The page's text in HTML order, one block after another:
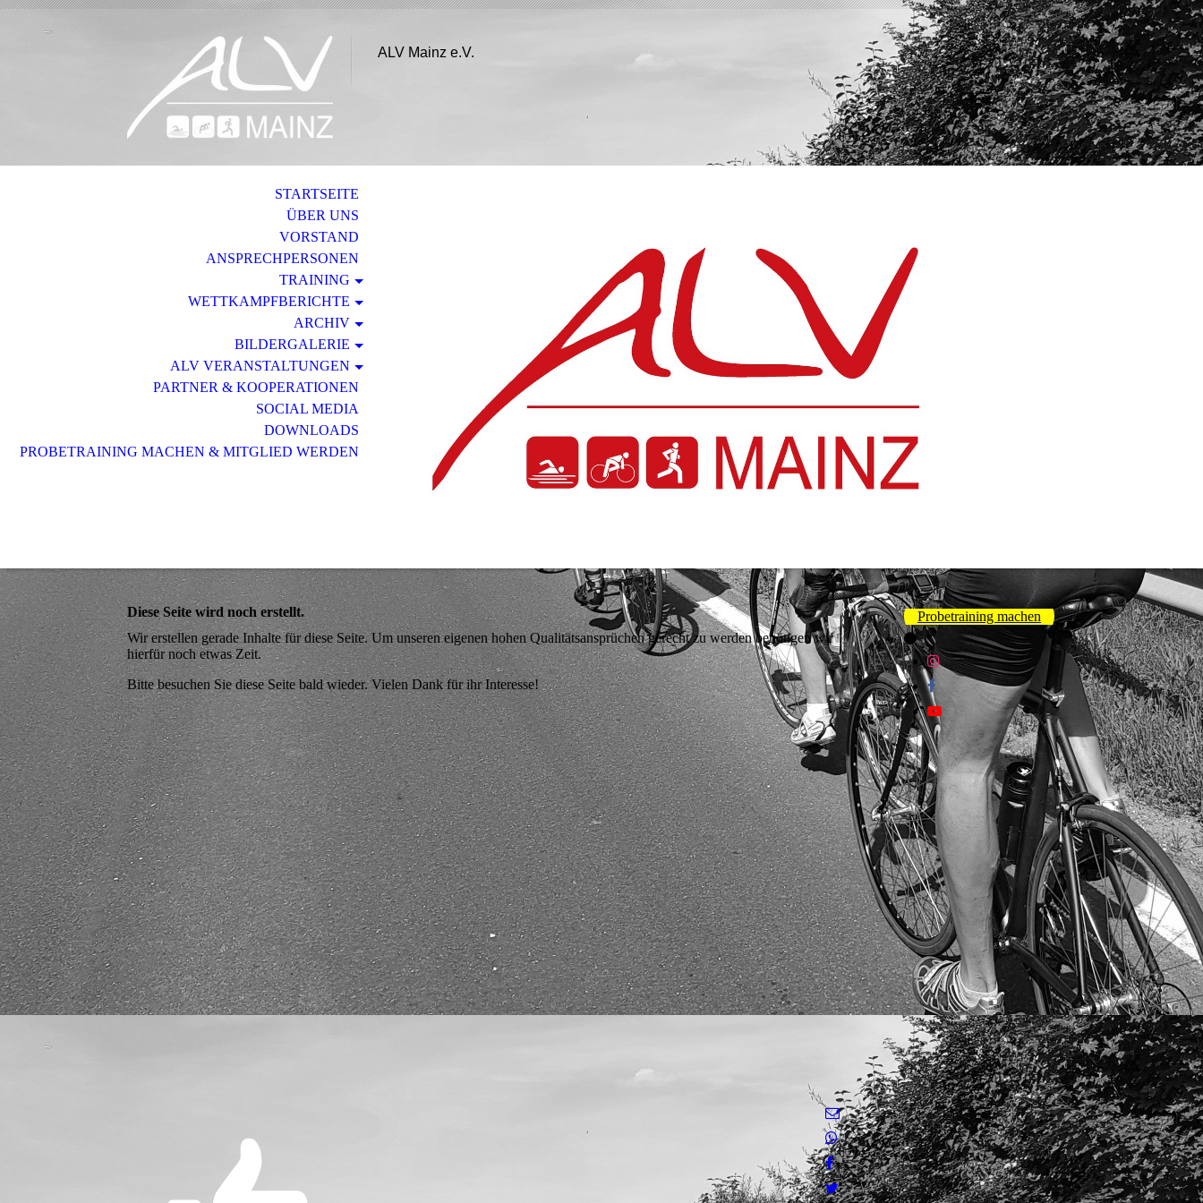
ALV Mainz e.V.
STARTSEITE
ÜBER UNS
VORSTAND
ANSPRECHPERSONEN
TRAINING
WETTKAMPFBERICHTE
ARCHIV
BILDERGALERIE
ALV VERANSTALTUNGEN
PARTNER & KOOPERATIONEN
SOCIAL MEDIA
DOWNLOADS
PROBETRAINING MACHEN & MITGLIED WERDEN
Diese Seite wird noch erstellt.
Wir erstellen gerade Inhalte für diese Seite. Um unseren eigenen hohen Qualitätsansprüchen gerecht zu werden benötigen wir
hierfür noch etwas Zeit.
Bitte besuchen Sie diese Seite bald wieder. Vielen Dank für ihr Interesse!
Probetraining machen